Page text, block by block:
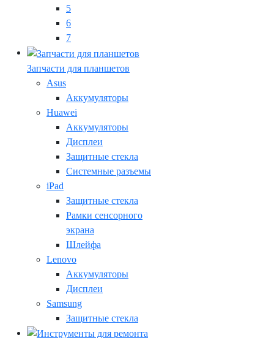
5
6
7
Запчасти для планшетов
Asus
Аккумуляторы
Huawei
Аккумуляторы
Дисплеи
Защитные стекла
Системные разъемы
iPad
Защитные стекла
Рамки сенсорного
экрана
Шлейфа
Lenovo
Аккумуляторы
Дисплеи
Samsung
Защитные стекла